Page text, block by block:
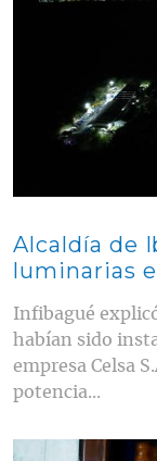
Alcaldía de
luminarias
Infibagué
habían sido
empresa Celsa
potencia...
Contenido